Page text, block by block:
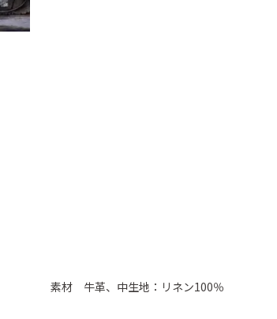
素材 牛革、中生地：リネン100％